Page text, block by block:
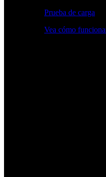
Prueba de carga
Vea cómo